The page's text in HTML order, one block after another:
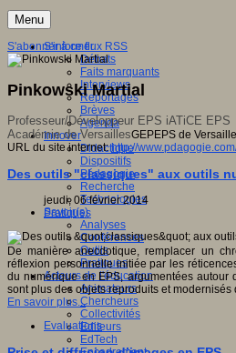
Menu
S'informer
Débats
Faits marquants
Interviews
Reportages
Brèves
Agenda
Innover
Didactique
Dispositifs
Pédagogie
Recherche
Technologies
Savoir(s)
Analyses
Conférences
Outils
Pratiques
Acteurs de l'éducation
Animateurs
Chercheurs
Collectivités
Editeurs
EdTech
S'abonner à ce flux RSS
Pinkowski Martial
Professeur/Développeur EPS iATiCE EPS
Académie de VersaillesGEPEPS de
URL du site internet:http://
Des outils "classiques" aux outils
jeudi, 06 février 2014
Pratiques
De manière anecdotique, remplacer un
réflexion personnelle initiée par les
du numérique en EPS, argumentées autour
sont plus des objets reproduits et
En savoir plus...
Evaluations